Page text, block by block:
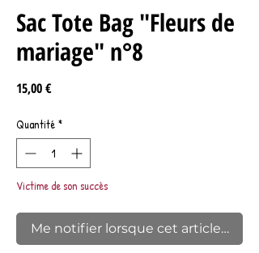
Sac Tote Bag "Fleurs de
mariage" n°8
15,00 €Prix
Quantité *
Victime de son succès
Me notifier lorsque cet article est